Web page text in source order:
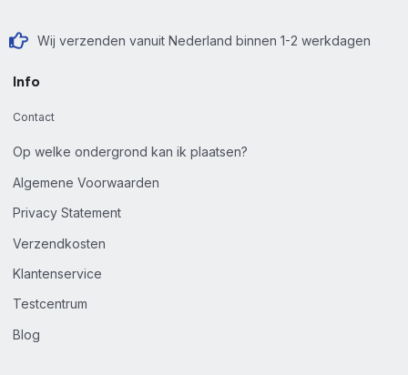
Wij verzenden vanuit Nederland binnen 1-2 werkdagen
Info
Contact
Op welke ondergrond kan ik plaatsen?
Algemene Voorwaarden
Privacy Statement
Verzendkosten
Klantenservice
Testcentrum
Blog